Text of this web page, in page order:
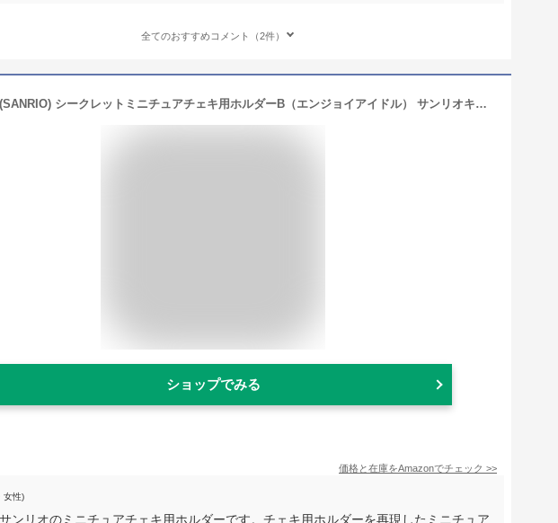
全てのおすすめコメント（2件）
サンリオ(SANRIO) シークレットミニチュアチェキ用ホルダーB（エンジョイアイドル） サンリオキャラクターズ 370886
ショップでみる
価格と在庫をAmazonでチェック >>
女性)
ンリオのミニチュアチェキ用ホルダーです。チェキ用ホルダーを再現したミニチュア